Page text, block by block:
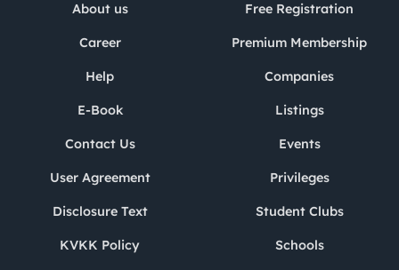
About us
Career
Help
E-Book
Contact Us
User Agreement
Disclosure Text
KVKK Policy
Free Registration
Premium Membership
Companies
Listings
Events
Privileges
Student Clubs
Schools